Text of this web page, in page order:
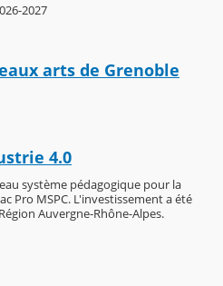
2027
arts de Grenoble
4.0
système pédagogique pour la
Pro MSPC. L'investissement a été
Auvergne-Rhône-Alpes.